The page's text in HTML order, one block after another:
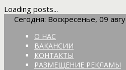
Loading posts...
Сегодня: Воскресенье, 09
О НАС
ВАКАНСИИ
КОНТАКТЫ
РАЗМЕЩЕНИЕ РЕКЛАМЫ